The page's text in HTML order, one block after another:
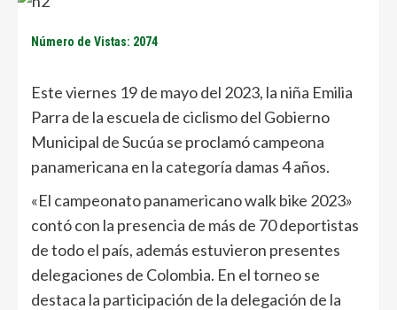
Número de Vistas: 2074
Este viernes 19 de mayo del 2023, la niña Emilia
Parra de la escuela de ciclismo del Gobierno
Municipal de Sucúa se proclamó campeona
panamericana en la categoría damas 4 años.
«El campeonato panamericano walk bike 2023»
contó con la presencia de más de 70 deportistas
de todo el país, además estuvieron presentes
delegaciones de Colombia. En el torneo se
destaca la participación de la delegación de la